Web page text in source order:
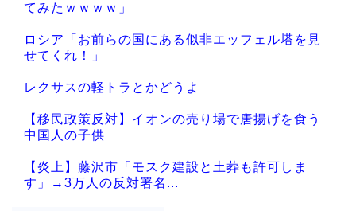
てみたｗｗｗｗ」
ロシア「お前らの国にある似非エッフェル塔を見
せてくれ！」
レクサスの軽トラとかどうよ
【移民政策反対】イオンの売り場で唐揚げを食う
中国人の子供
【炎上】藤沢市「モスク建設と土葬も許可しま
す」→3万人の反対署名...